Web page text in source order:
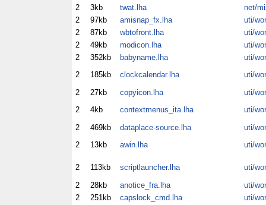
2
3kb twat.lha
net/
2
97kb amisnap_fx.lha
uti/wor
2
87kb wbtofront.lha
uti/wor
2
49kb modicon.lha
uti/wor
2
352kb babyname.lha
uti/wor
2
185kb clockcalendar.lha
uti/wor
2
27kb copyicon.lha
uti/wor
2
4kb contextmenus_ita.lha
uti/wor
2
469kb dataplace-source.lha
uti/wor
2
13kb awin.lha uti/wor
2 113kb scriptlauncher.lha
uti/wor
2
28kb anotice_fra.lha
uti/wor
2
251kb capslock_cmd.lha
uti/wor